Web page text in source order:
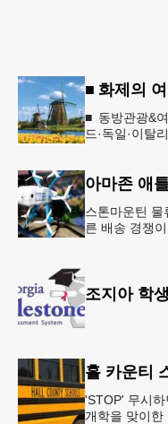
■ 동방관광&
드·독일·이탈
아마존 애
스톤마운틴
른 배송 경쟁
조지아 학
홀 카운티
'STOP' 무시
개학을 맞이한